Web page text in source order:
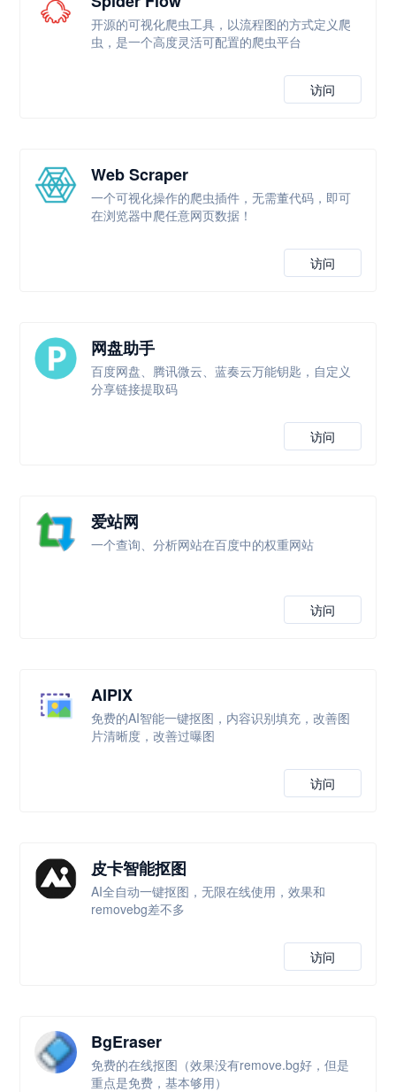
开源的可视化爬虫工具，以流程图的方式定义爬
虫，是一个高度灵活可配置的爬虫平台
访问
Web Scraper
一个可视化操作的爬虫插件，无需董代码，即可
在浏览器中爬任意网页数据！
访问
网盘助手
百度网盘、腾讯微云、蓝奏云万能钥匙，自定义
分享链接提取码
访问
爱站网
一个查询、分析网站在百度中的权重网站
访问
AIPIX
免费的AI智能一键抠图，内容识别填充，改善图
片清晰度，改善过曝图
访问
皮卡智能抠图
AI全自动一键抠图，无限在线使用，效果和
removebg差不多
访问
BgEraser
免费的在线抠图（效果没有remove.bg好，但是
重点是免费，基本够用）